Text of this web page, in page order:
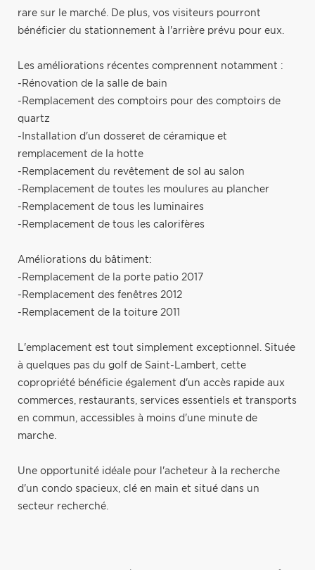
rare sur le marché. De plus, vos visiteurs pourront
bénéficier du stationnement à l'arrière prévu pour eux.
Les améliorations récentes comprennent notamment :
-Rénovation de la salle de bain
-Remplacement des comptoirs pour des comptoirs de
quartz
-Installation d'un dosseret de céramique et
remplacement de la hotte
-Remplacement du revêtement de sol au salon
-Remplacement de toutes les moulures au plancher
-Remplacement de tous les luminaires
-Remplacement de tous les calorifères
Améliorations du bâtiment:
-Remplacement de la porte patio 2017
-Remplacement des fenêtres 2012
-Remplacement de la toiture 2011
L'emplacement est tout simplement exceptionnel. Située
à quelques pas du golf de Saint-Lambert, cette
copropriété bénéficie également d'un accès rapide aux
commerces, restaurants, services essentiels et transports
en commun, accessibles à moins d'une minute de
marche.
Une opportunité idéale pour l'acheteur à la recherche
d'un condo spacieux, clé en main et situé dans un
secteur recherché.